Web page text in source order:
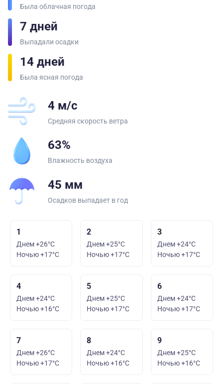
Была облачная погода
7 дней
Выпадали осадки
14 дней
Была ясная погода
4 м/с
Средняя скорость ветра
63%
Влажность воздуха
45 мм
Осадков выпадает в год
1
Днем +26°C
Ночью +17°C
2
Днем +25°C
Ночью +17°C
3
Днем +24°C
Ночью +17°C
4
Днем +24°C
Ночью +16°C
5
Днем +25°C
Ночью +17°C
6
Днем +24°C
Ночью +17°C
7
Днем +26°C
Ночью +17°C
8
Днем +24°C
Ночью +16°C
9
Днем +25°C
Ночью +16°C